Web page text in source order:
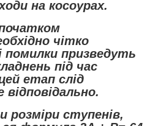
на косоурах.
чітко
помилки призведуть
під час
етап слід
розміри ступенів,